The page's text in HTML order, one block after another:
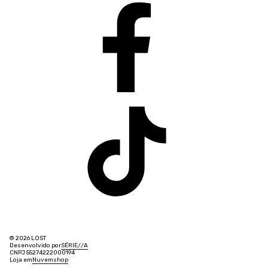
© 2026 LOST
Desenvolvido porSÉRIE//A
CNPJ 55274222000194
Loja emNuvemshop